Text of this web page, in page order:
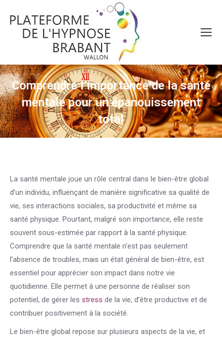
Comprendre l’importance de la santé
mentale pour un épanouissement
total
Vous êtes ici :
La santé mentale joue un rôle central dans le bien-être global
d’un individu, influençant de manière significative sa qualité de
vie, ses interactions sociales, sa productivité et même sa
santé physique. Pourtant, malgré son importance, elle reste
souvent sous-estimée par rapport à la santé physique.
Comprendre que la santé mentale n’est pas seulement
l’absence de troubles, mais un état général de bien-être, est
essentiel pour apprécier son impact dans notre vie
quotidienne. Elle permet à une personne de réaliser son
potentiel, de gérer les stress de la vie, d’être productive et de
contribuer positivement à la société.
Le bien-être global repose sur plusieurs aspects de la vie, et